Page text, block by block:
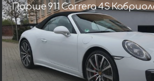
Порше 911 Carrera 4S